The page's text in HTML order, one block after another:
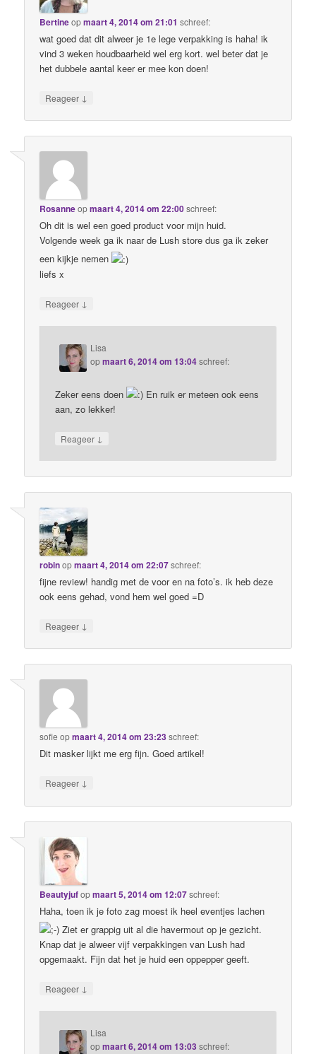
Bertineopmaart 4, 2014 om 21:01 schreef:
wat goed dat dit alweer je 1e lege verpakking is haha! ik
vind 3 weken houdbaarheid wel erg kort. wel beter dat je
het dubbele aantal keer er mee kon doen!
Reageer ↓
Rosanneopmaart 4, 2014 om 22:00schreef:
Oh dit is wel een goed product voor mijn huid.
Volgende week ga ik naar de Lush store dus ga ik zeker
een kijkje nemen
liefs x
Reageer ↓
Lisa
opmaart 6, 2014 om 13:04schreef:
Zeker eens doen
En ruik er meteen ook eens
aan, zo lekker!
Reageer ↓
robinopmaart 4, 2014 om 22:07schreef:
fijne review! handig met de voor en na foto’s. ik heb deze
ook eens gehad, vond hem wel goed =D
Reageer ↓
sofie opmaart 4, 2014 om 23:23schreef:
Dit masker lijkt me erg fijn. Goed artikel!
Reageer ↓
Beautyjufopmaart 5, 2014 om 12:07schreef:
Haha, toen ik je foto zag moest ik heel eventjes lachen
Ziet er grappig uit al die havermout op je gezicht.
Knap dat je alweer vijf verpakkingen van Lush had
opgemaakt. Fijn dat het je huid een oppepper geeft.
Reageer ↓
Lisa
opmaart 6, 2014 om 13:03 schreef: